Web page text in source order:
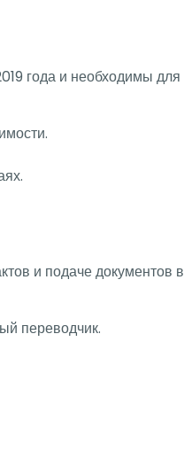
года и необходимы для
и подаче документов в
переводчик.